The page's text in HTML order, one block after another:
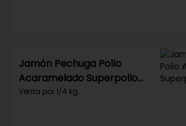
Jamón Pechuga Pollo
Acaramelado Superpollo
(Sku 113)
Venta por 1/4 kg.